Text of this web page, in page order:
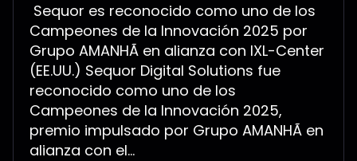
Sequor es reconocido como uno de los
Campeones de la Innovación 2025 por
Grupo AMANHÃ en alianza con IXL-Center
(EE.UU.) Sequor Digital Solutions fue
reconocido como uno de los
Campeones de la Innovación 2025,
premio impulsado por Grupo AMANHÃ en
alianza con el...